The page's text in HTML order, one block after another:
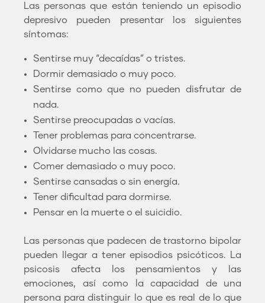
Las personas que están teniendo un episodio
depresivo pueden presentar los siguientes
síntomas:
Sentirse muy “decaídas” o tristes.
Dormir demasiado o muy poco.
Sentirse como que no pueden disfrutar de
nada.
Sentirse preocupadas o vacías.
Tener problemas para concentrarse.
Olvidarse mucho las cosas.
Comer demasiado o muy poco.
Sentirse cansadas o sin energía.
Tener dificultad para dormirse.
Pensar en la muerte o el suicidio.
Las personas que padecen de trastorno bipolar
pueden llegar a tener episodios psicóticos. La
psicosis afecta los pensamientos y las
emociones, así como la capacidad de una
persona para distinguir lo que es real de lo que